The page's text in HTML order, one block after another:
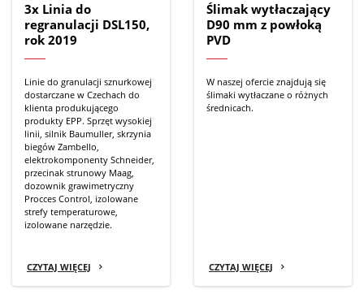
3x Linia do
regranulacji DSL150,
rok 2019
Linie do granulacji sznurkowej
dostarczane w Czechach do
klienta produkującego
produkty EPP. Sprzęt wysokiej
linii, silnik Baumuller, skrzynia
biegów Zambello,
elektrokomponenty Schneider,
przecinak strunowy Maag,
dozownik grawimetryczny
Procces Control, izolowane
strefy temperaturowe,
izolowane narzędzie.
CZYTAJ WIĘCEJ
Ślimak wytłaczający
D90 mm z powłoką
PVD
W naszej ofercie znajdują się
ślimaki wytłaczane o różnych
średnicach.
CZYTAJ WIĘCEJ